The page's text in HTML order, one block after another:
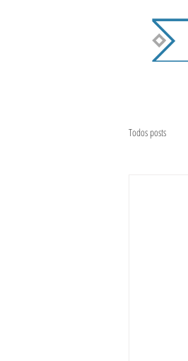
Todos posts